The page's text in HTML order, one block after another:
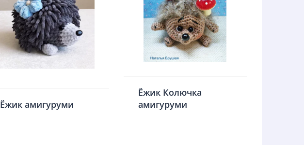
Ёжик амигуруми
Ёжик Колючка
амигуруми